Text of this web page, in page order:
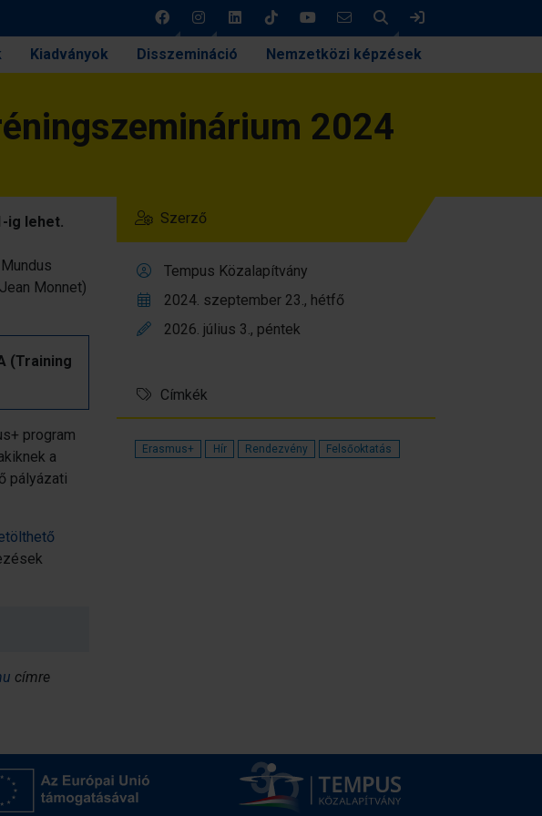
Keresés
Kiadványok Disszemináció Nemzetközi képzések
2024
ig lehet.
Monnet)
(Training
program
a
pályázati
címre
Szerző
Tempus Közalapítvány
2024. szeptember 23., hétfő
2026. július 3., péntek
Címkék
Erasmus+ Hír Rendezvény Felsőoktatás